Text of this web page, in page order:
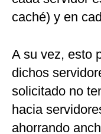
caché) y en
A su vez, esto
dichos
solicitado no
hacia
ahorrando